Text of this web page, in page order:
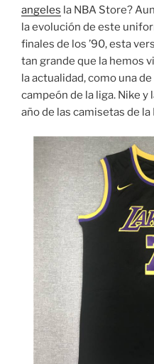
angeles la NBA Store?
la evolución de este
finales de los ’90, esta
tan grande que la hemos
la actualidad, como una
campeón de la liga. Nike y
año de las camisetas de la